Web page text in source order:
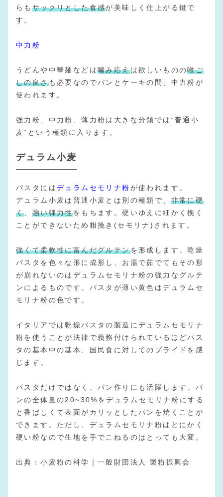
らも サックリとした食感が美味しく仕上がる鍵で
す。
中力粉
うどんや中華麺などは噛み応えは欲しいものの喉ご
しの良さも必要なのでパンとケーキの間、中力粉が
使われます。
強力粉、中力粉、薄力粉は大きな分類では“普通小
麦”という種類に入ります。
デュラム小麦
パスタにはデュラムセモリナ粉が使われます。
デュラム小麦は普通小麦とは別の種類で、 非常に硬
く
強い弾力性をもちます。硬いゆえに細かく挽く
ことができないため粗挽き(セモリナ)されます。
強くて柔軟性に富んだグルテンを形成します。乾燥
パスタを色々な形に成形し、お湯で茹でてもその形
が崩れないのはデュラムセモリナ粉の強力なグルテ
ンによるものです。パスタが薄い黄色はデュラムセ
モリナ粉の色です。
イタリアでは乾燥パスタの製造にデュラムセモリナ
粉を使うことが法律で義務付けられているほどパス
タの基本中の基本、国民食に対してのプライドを感
じます。
パスタだけではなく、パン作りにも活躍します。パ
ンの全体量の20~30%をデュラムセモリナ粉にする
と香ばしくて表面がカリッとしたパンを焼くことが
できます。ただし、デュラムセモリナ粉はとにかく
硬い粉なので生地を手でこねるのはとっても大変。
出典：小麦粉の科学｜一般財団法人 製粉振興会